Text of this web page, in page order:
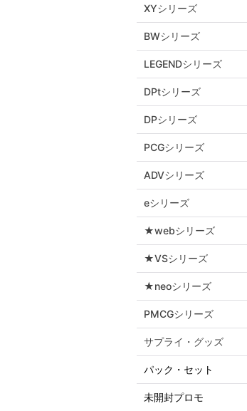
XYシリーズ
BWシリーズ
LEGENDシリーズ
DPtシリーズ
DPシリーズ
PCGシリーズ
ADVシリーズ
eシリーズ
★webシリーズ
★VSシリーズ
★neoシリーズ
PMCGシリーズ
サプライ・グッズ
パック・セット
未開封プロモ